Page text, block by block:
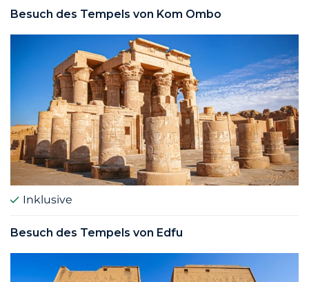
Besuch des Tempels von Kom Ombo
Inklusive
Besuch des Tempels von Edfu